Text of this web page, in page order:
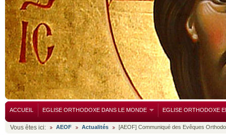
ACCUEIL EGLISE ORTHODOXE DANS LE MONDE EGLISE ORTHODOXE
Vous êtes ici: AEOF Actualités [AEOF] Communiqué des Evêques